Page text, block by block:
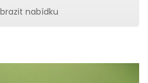
nabídku